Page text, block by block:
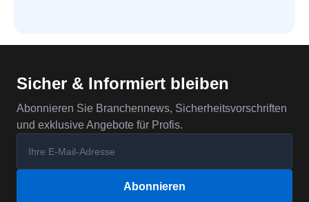
Sicher & Informiert bleiben
Abonnieren Sie Branchennews, Sicherheitsvorschriften
und exklusive Angebote für Profis.
Abonnieren